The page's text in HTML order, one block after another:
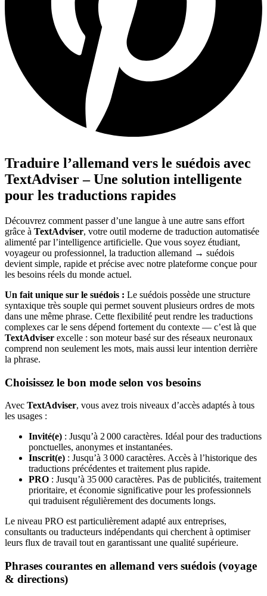
Traduire l’allemand vers le suédois avec
TextAdviser – Une solution intelligente
pour les traductions rapides
Découvrez comment passer d’une langue à une autre sans effort
grâce à TextAdviser, votre outil moderne de traduction automatisée
alimenté par l’intelligence artificielle. Que vous soyez étudiant,
voyageur ou professionnel, la traduction allemand → suédois
devient simple, rapide et précise avec notre plateforme conçue pour
les besoins réels du monde actuel.
Un fait unique sur le suédois : Le suédois possède une structure
syntaxique très souple qui permet souvent plusieurs ordres de mots
dans une même phrase. Cette flexibilité peut rendre les traductions
complexes car le sens dépend fortement du contexte — c’est là que
TextAdviser excelle : son moteur basé sur des réseaux neuronaux
comprend non seulement les mots, mais aussi leur intention derrière
la phrase.
Choisissez le bon mode selon vos besoins
Avec TextAdviser, vous avez trois niveaux d’accès adaptés à tous
les usages :
Invité(e) : Jusqu’à 2 000 caractères. Idéal pour des traductions
ponctuelles, anonymes et instantanées.
Inscrit(e) : Jusqu’à 3 000 caractères. Accès à l’historique des
traductions précédentes et traitement plus rapide.
PRO : Jusqu’à 35 000 caractères. Pas de publicités, traitement
prioritaire, et économie significative pour les professionnels
qui traduisent régulièrement des documents longs.
Le niveau PRO est particulièrement adapté aux entreprises,
consultants ou traducteurs indépendants qui cherchent à optimiser
leurs flux de travail tout en garantissant une qualité supérieure.
Phrases courantes en allemand vers suédois (voyage
& directions)